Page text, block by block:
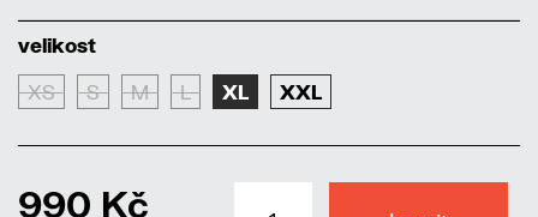
velikost
XS S M L XL XXL
990 Kč